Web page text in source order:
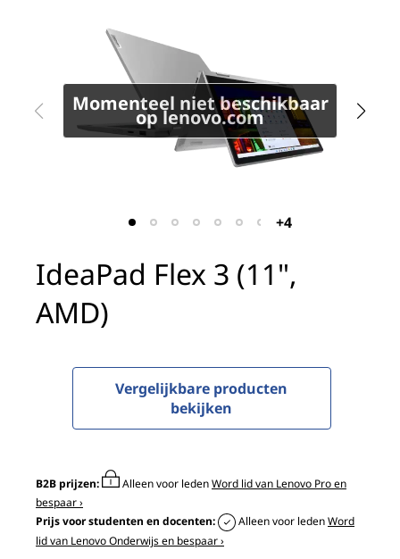
Momenteel niet beschikbaar
op lenovo.com
+4
IdeaPad Flex 3 (11",
AMD)
Vergelijkbare producten
bekijken
B2B prijzen: Alleen voor ledenWord lid van Lenovo Pro en
bespaar ›
Prijs voor studenten en docenten:
Alleen voor ledenWord
lid van Lenovo Onderwijs en bespaar ›